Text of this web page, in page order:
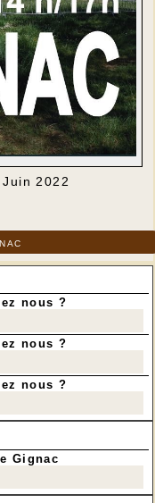
2022
nous ?
nous ?
nous ?
Gignac